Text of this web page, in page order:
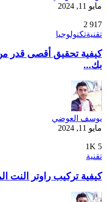
مايو 11, 2024
917
2
تقنيةتكنولوجيا
كيفية تحقيق أقصى قدر من
بك...
يوسف العوضي
مايو 11, 2024
1K 5
تقنية
كيفية تركيب راوتر النت